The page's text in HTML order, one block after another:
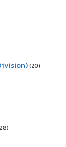
(20)